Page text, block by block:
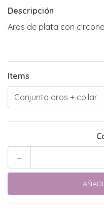
Descripción
Aros de plata con
Items
-